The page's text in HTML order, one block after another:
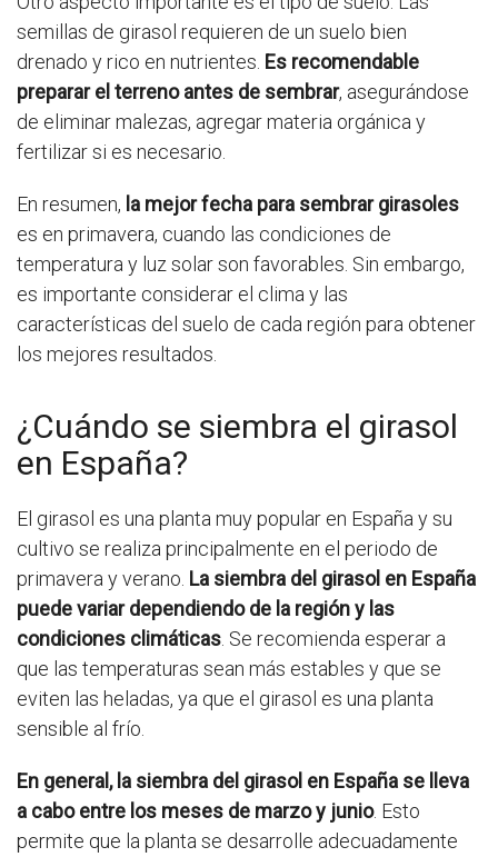
semillas de girasol requieren de un suelo bien
drenado y rico en nutrientes. Es recomendable
preparar el terreno antes de sembrar, asegurándose
de eliminar malezas, agregar materia orgánica y
fertilizar si es necesario.
En resumen, la mejor fecha para sembrar girasoles
es en primavera, cuando las condiciones de
temperatura y luz solar son favorables. Sin embargo,
es importante considerar el clima y las
características del suelo de cada región para obtener
los mejores resultados.
¿Cuándo se siembra el girasol
en España?
El girasol es una planta muy popular en España y su
cultivo se realiza principalmente en el periodo de
primavera y verano. La siembra del girasol en España
puede variar dependiendo de la región y las
condiciones climáticas . Se recomienda esperar a
que las temperaturas sean más estables y que se
eviten las heladas, ya que el girasol es una planta
sensible al frío.
En general, la siembra del girasol en España se lleva
a cabo entre los meses de marzo y junio. Esto
permite que la planta se desarrolle adecuadamente